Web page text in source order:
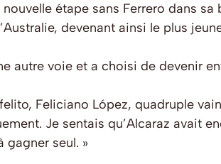
étape sans Ferrero dans
devenant ainsi le plus
autre voie et a choisi de devenir
Feliciano López, quadruple
Je sentais qu’Alcaraz avait
gagner seul. »